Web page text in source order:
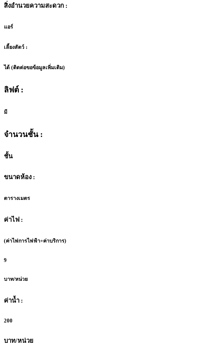
สิ่งอำนวยความสะดวก :
แอร์
เลี้ยงสัตว์ :
ได้ (ติดต่อขอข้อมูลเพิ่มเติม)
ลิฟต์ :
มี
จำนวนชั้น :
ชั้น
ขนาดห้อง :
ตารางเมตร
ค่าไฟ :
(ค่าไฟการไฟฟ้า+ค่าบริการ)
9
บาท/หน่วย
ค่าน้ำ :
200
บาท/หน่วย